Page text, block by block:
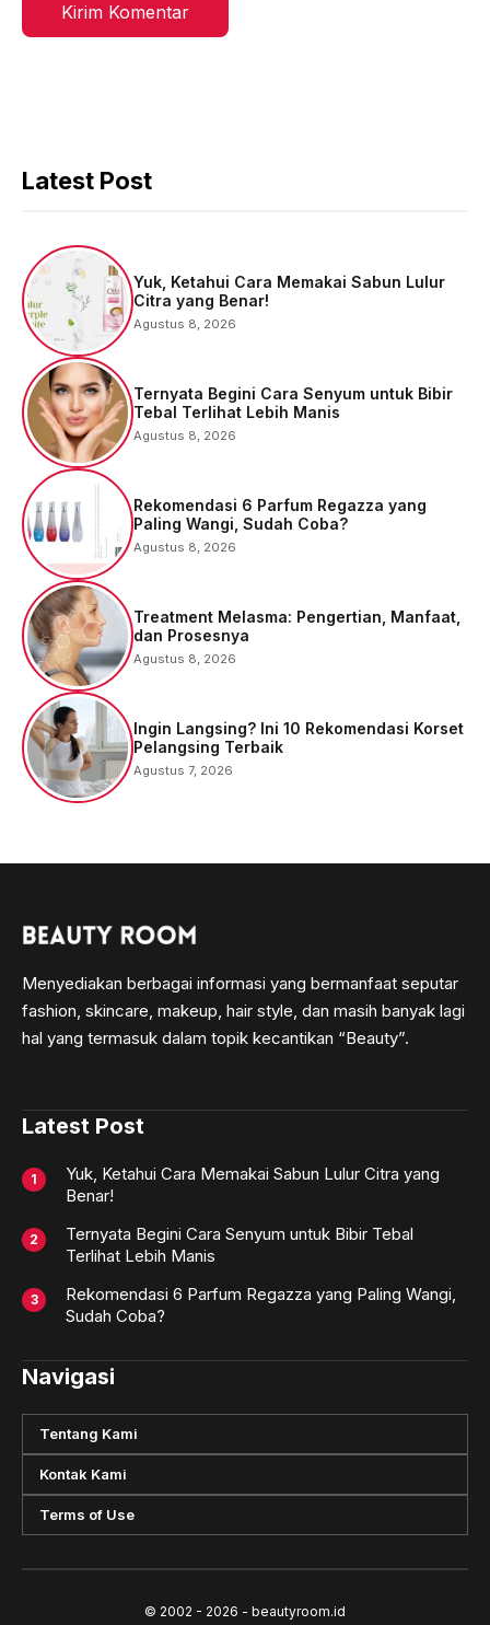
Latest Post
Yuk, Ketahui Cara Memakai Sabun Lulur
Citra yang Benar!
Agustus 8, 2026
Ternyata Begini Cara Senyum untuk Bibir
Tebal Terlihat Lebih Manis
Agustus 8, 2026
Rekomendasi 6 Parfum Regazza yang
Paling Wangi, Sudah Coba?
Agustus 8, 2026
Treatment Melasma: Pengertian, Manfaat,
dan Prosesnya
Agustus 8, 2026
Ingin Langsing? Ini 10 Rekomendasi Korset
Pelangsing Terbaik
Agustus 7, 2026
Menyediakan berbagai informasi yang bermanfaat seputar
fashion, skincare, makeup, hair style, dan masih banyak lagi
hal yang termasuk dalam topik kecantikan “Beauty”.
Latest Post
Yuk, Ketahui Cara Memakai Sabun Lulur Citra yang
Benar!
Ternyata Begini Cara Senyum untuk Bibir Tebal
Terlihat Lebih Manis
Rekomendasi 6 Parfum Regazza yang Paling Wangi,
Sudah Coba?
Navigasi
Tentang Kami
Kontak Kami
Terms of Use
© 2002 - 2026 - beautyroom.id